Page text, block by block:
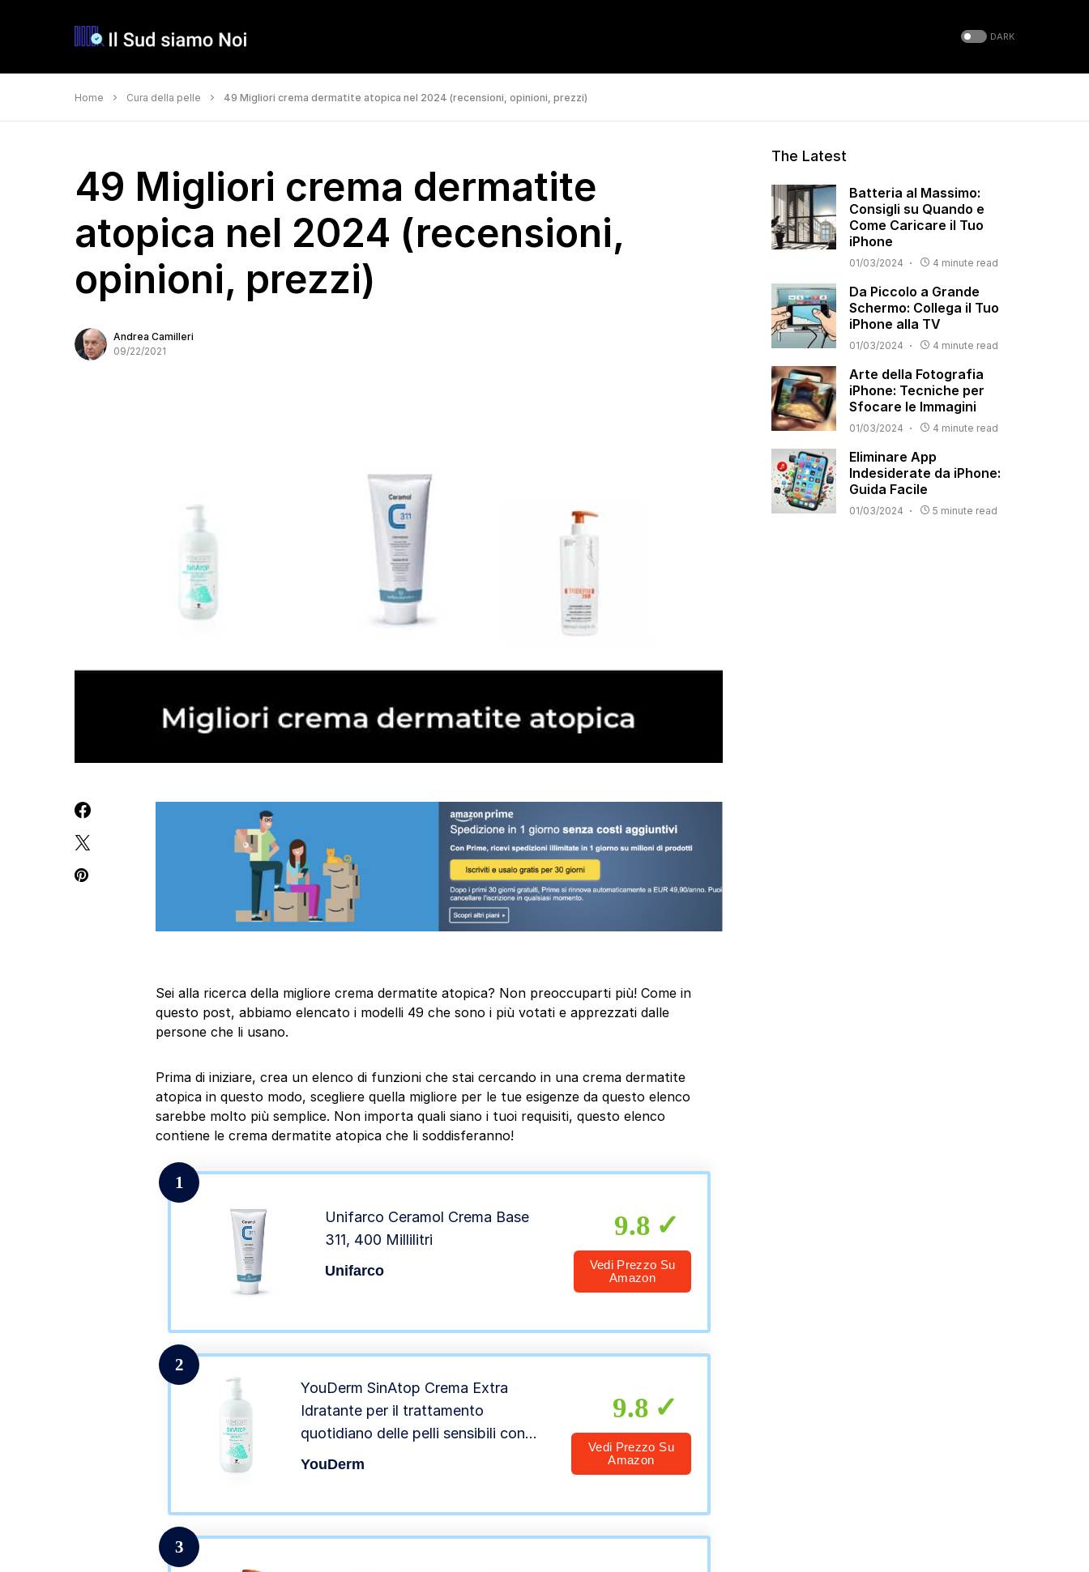
DARK
Home Cura della pelle 49 Migliori crema dermatite atopica nel 2024 (recensioni, opinioni, prezzi)
49 Migliori crema dermatite
atopica nel 2024 (recensioni,
opinioni, prezzi)
Andrea Camilleri
09/22/2021
Sei alla ricerca della migliore crema dermatite atopica? Non preoccuparti più! Come in
questo post, abbiamo elencato i modelli 49 che sono i più votati e apprezzati dalle
persone che li usano.
Prima di iniziare, crea un elenco di funzioni che stai cercando in una crema dermatite
atopica in questo modo, scegliere quella migliore per le tue esigenze da questo elenco
sarebbe molto più semplice. Non importa quali siano i tuoi requisiti, questo elenco
contiene le crema dermatite atopica che li soddisferanno!
1
Unifarco Ceramol Crema Base
311, 400 Millilitri
Unifarco
9.8
Vedi Prezzo Su
Amazon
2
YouDerm SinAtop Crema Extra
Idratante per il trattamento
quotidiano delle pelli sensibili con
tendenza atopica, allevia il Prurito –
YouDerm
9.8
Vedi Prezzo Su
Amazon
3
The Latest
Batteria al Massimo:
Consigli su Quando e
Come Caricare il Tuo
iPhone
01/03/2024 4 minute read
Da Piccolo a Grande
Schermo: Collega il Tuo
iPhone alla TV
01/03/2024 4 minute read
Arte della Fotografia
iPhone: Tecniche per
Sfocare le Immagini
01/03/2024 4 minute read
Eliminare App
Indesiderate da iPhone:
Guida Facile
01/03/2024 5 minute read